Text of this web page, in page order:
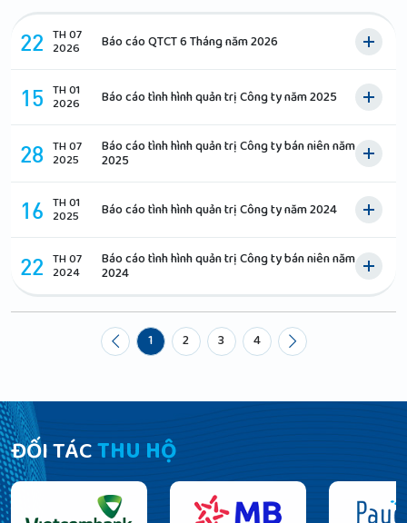
22 TH 07
2026 Báo cáo QTCT 6 Tháng năm 2026
15 TH 01
2026 Báo cáo tình hình quản trị Công ty năm 2025
28 TH 07
2025
Báo cáo tình hình quản trị Công ty bán niên năm
2025
16 TH 01
2025 Báo cáo tình hình quản trị Công ty năm 2024
22 TH 07
2024
Báo cáo tình hình quản trị Công ty bán niên năm
2024
1 2 3 4
ĐỐI TÁCTHU HỘ